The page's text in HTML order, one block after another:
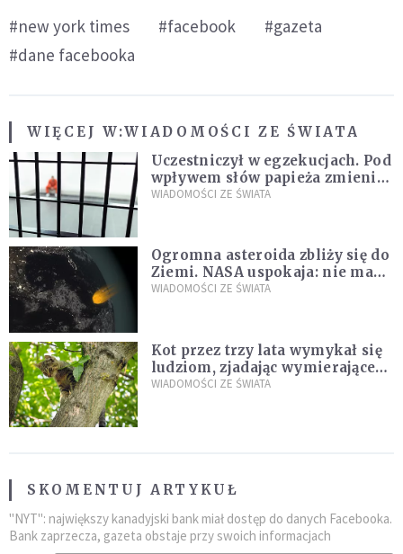
#new york times #facebook
#gazeta
#dane facebooka
WIĘCEJ W:WIADOMOŚCI ZE ŚWIATA
Uczestniczył w egzekucjach. Pod
wpływem słów papieża zmienił
zdanie
WIADOMOŚCI ZE ŚWIATA
Ogromna asteroida zbliży się do
Ziemi. NASA uspokaja: nie ma
zagrożenia
WIADOMOŚCI ZE ŚWIATA
Kot przez trzy lata wymykał się
ludziom, zjadając wymierające
kaczki. W końcu popełnił
WIADOMOŚCI ZE ŚWIATA
SKOMENTUJ ARTYKUŁ
"NYT": największy kanadyjski bank miał dostęp do danych Facebooka.
Bank zaprzecza, gazeta obstaje przy swoich informacjach